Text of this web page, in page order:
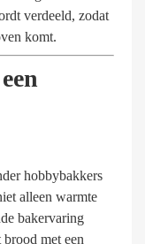
verdeeld, zodat
komt.
hobbybakkers
alleen warmte
bakervaring
met een